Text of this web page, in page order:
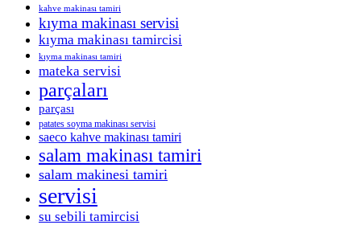
kahve makinası tamiri
kıyma makinası servisi
kıyma makinası tamircisi
kıyma makinası tamiri
mateka servisi
parçaları
parçası
patates soyma makinası servisi
saeco kahve makinası tamiri
salam makinası tamiri
salam makinesi tamiri
servisi
su sebili tamircisi